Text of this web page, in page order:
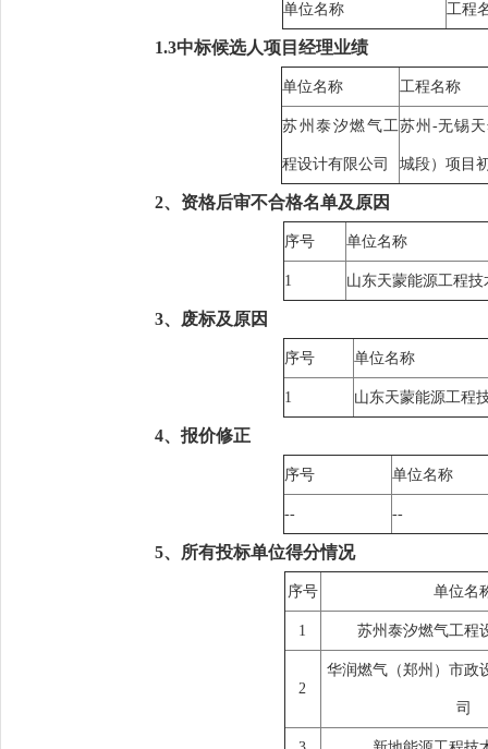
单位名称 工程
1.3中标候选人项目经理业绩
单位名称 工程名称
苏州泰汐燃气工
程设计有限公司
苏州-无锡
城段）项目
2、资格后审不合格名单及原因
序号 单位名称
1 山东天蒙能源工程
3、废标及原因
序号 单位名称
1 山东天蒙能源工程
4、报价修正
序号 单位名称
-- --
5、所有投标单位得分情况
序号 单位名
1 苏州泰汐燃气工程
2
华润燃气（郑州）市政
司